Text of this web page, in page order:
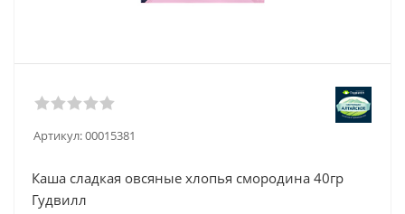
Артикул:00015381
Каша сладкая овсяные хлопья смородина 40гр
Гудвилл